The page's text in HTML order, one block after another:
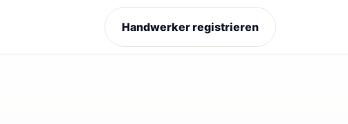
Handwerker registrieren